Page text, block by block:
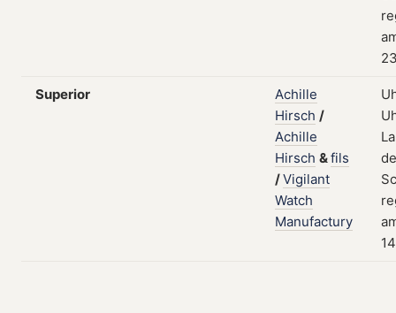
Superior
Achille
Hirsch /
Achille
Hirsch &fils
/Vigilant
Watch
Manufactury